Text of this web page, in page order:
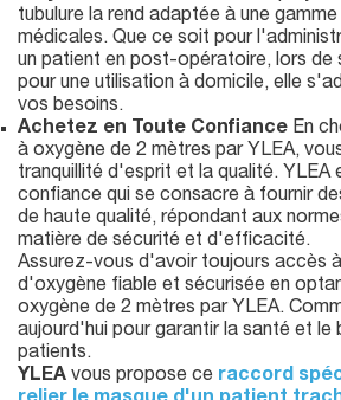
tubulure la rend adaptée à une
médicales. Que ce soit pour
un patient en post-opératoire, lors de
pour une utilisation à domicile, elle
vos besoins.
Achetez en Toute Confiance En
à oxygène de 2 mètres par YLEA,
tranquillité d'esprit et la qualité. YLEA
confiance qui se consacre à fournir
de haute qualité, répondant aux
matière de sécurité et d'efficacité.
Assurez-vous d'avoir toujours accès
d'oxygène fiable et sécurisée en
oxygène de 2 mètres par YLEA.
aujourd'hui pour garantir la santé et le
patients.
YLEA vous propose ce raccord